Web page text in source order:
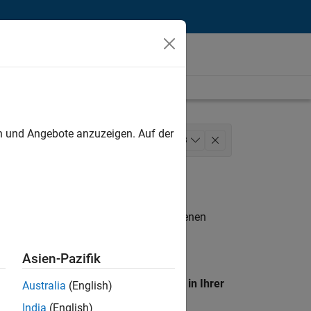
Communications 3
. Wenn Sie noch immer keine offenen
unseres
Standort, um alle Stellenangebote in Ihrer
Angebote anzuzeigen. Auf der
Asien-Pazifik
Australia (English)
India (English)